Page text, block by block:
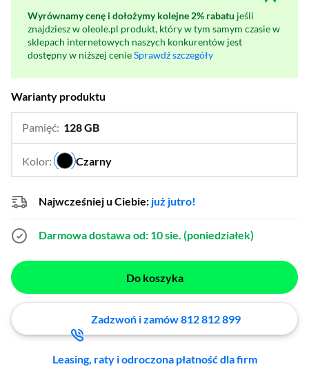
Wyrównamy cenę i dołożymy kolejne 2% rabatu jeśli
znajdziesz w oleole.pl produkt, który w tym samym czasie w
sklepach internetowych naszych konkurentów jest
dostępny w niższej cenieSprawdź szczegóły
Warianty produktu
Pamięć: 128 GB
Kolor: Czarny
…
Najwcześniej u Ciebie: już jutro!
Darmowa dostawa od: 10 sie. (poniedziałek)
Do koszyka
Zadzwoń i zamów 812 812 899
Leasing, raty i odroczona płatność dla firm